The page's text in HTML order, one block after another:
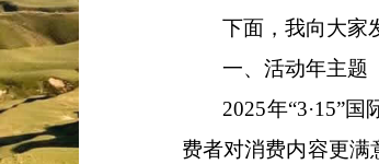
下面，我向大家
一、活动年主题
2025年“3·15”国
费者对消费内容更满